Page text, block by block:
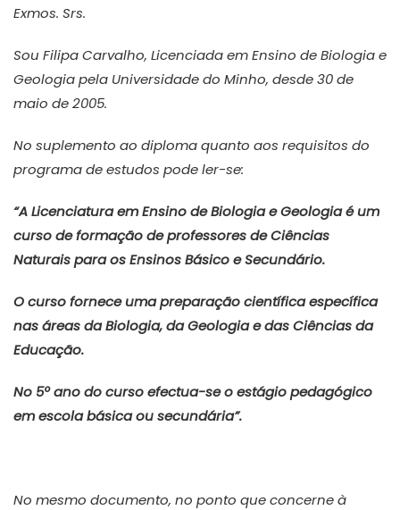
Exmos. Srs.
Sou Filipa Carvalho, Licenciada em Ensino de Biologia e
Geologia pela Universidade do Minho, desde 30 de
maio de 2005.
No suplemento ao diploma quanto aos requisitos do
programa de estudos pode ler-se:
“A Licenciatura em Ensino de Biologia e Geologia é um
curso de formação de professores de Ciências
Naturais para os Ensinos Básico e Secundário.
O curso fornece uma preparação científica específica
nas áreas da Biologia, da Geologia e das Ciências da
Educação.
No 5º ano do curso efectua-se o estágio pedagógico
em escola básica ou secundária”.
No mesmo documento, no ponto que concerne à